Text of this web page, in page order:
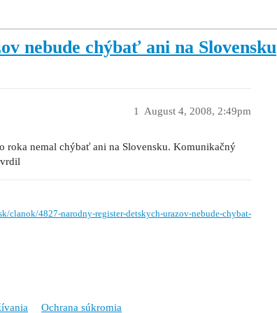
nebude chýbať ani na Slovensku
August 4, 2008, 2:49pm
1
roka nemal chýbať ani na Slovensku. Komunikačný
clanok/4827-narodny-register-detskych-urazov-nebude-chybat-
Ochrana súkromia